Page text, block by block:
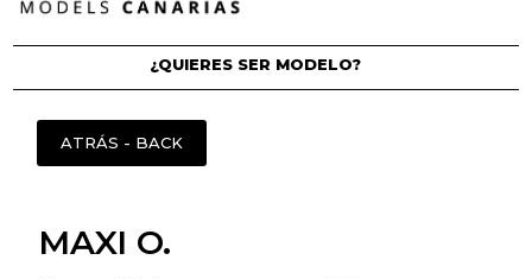
¿QUIERES SER MODELO?
MAXI O.